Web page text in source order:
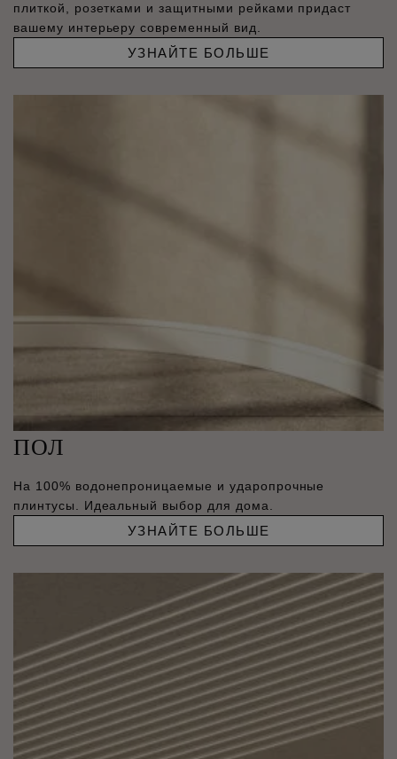
плиткой, розетками и защитными рейками придаст
вашему интерьеру современный вид.
УЗНАЙТЕ БОЛЬШЕ
ПОЛ
На 100% водонепроницаемые и ударопрочные
плинтусы. Идеальный выбор для дома.
УЗНАЙТЕ БОЛЬШЕ